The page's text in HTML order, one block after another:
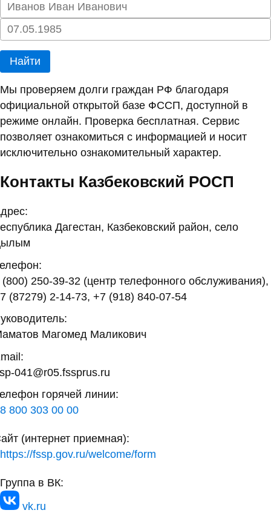
Найти
Мы проверяем долги граждан РФ благодаря
официальной открытой базе ФССП, доступной в
режиме онлайн. Проверка бесплатная. Сервис
позволяет ознакомиться с информацией и носит
исключительно ознакомительный характер.
Контакты Казбековский РОСП
Дагестан, Казбековский район, село
(800) 250-39-32 (центр телефонного обслуживания),
(87279) 2-14-73, +7 (918) 840-07-54
Магомед Маликович
041@r05.fssprus.ru
горячей линии:
8 800 303 00 00
(интернет приемная):
https://fssp.gov.ru/welcome/form
Группа в ВК:
vk.ru